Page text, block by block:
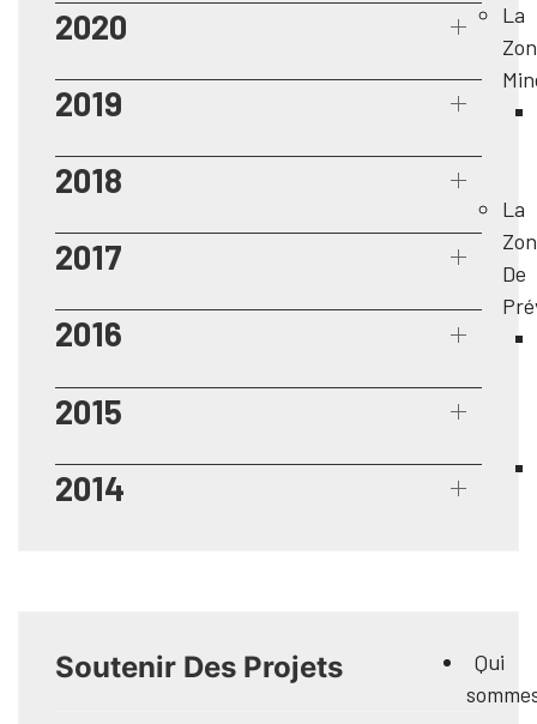
La
La
De
Qui
2020
2019
2018
2017
2016
2015
2014
Soutenir Des Projets